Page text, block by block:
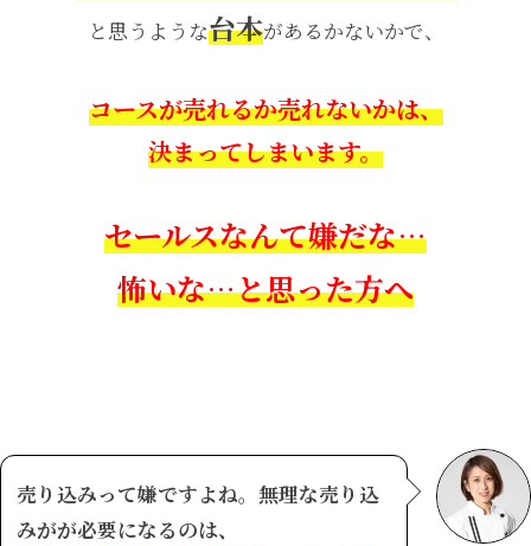
と思うような台本があるかないかで、
コースが売れるか売れないかは、
決まってしまいます。
セールスなんて嫌だな…
怖いな…と思った方へ
売り込みって嫌ですよね。無理な売り込
みがが必要になるのは、